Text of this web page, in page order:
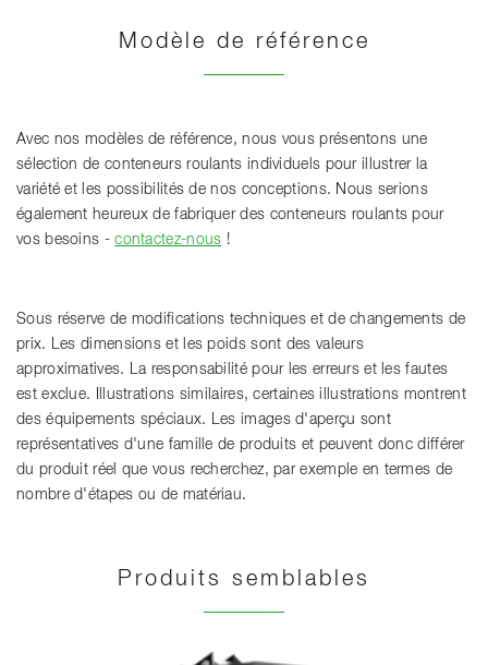
Modèle de référence
Avec nos modèles de référence, nous vous présentons une
sélection de conteneurs roulants individuels pour illustrer la
variété et les possibilités de nos conceptions. Nous serions
également heureux de fabriquer des conteneurs roulants pour
vos besoins -contactez-nous !
Sous réserve de modifications techniques et de changements de
prix. Les dimensions et les poids sont des valeurs
approximatives. La responsabilité pour les erreurs et les fautes
est exclue. Illustrations similaires, certaines illustrations montrent
des équipements spéciaux. Les images d'aperçu sont
représentatives d'une famille de produits et peuvent donc différer
du produit réel que vous recherchez, par exemple en termes de
nombre d'étapes ou de matériau.
Produits semblables